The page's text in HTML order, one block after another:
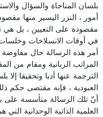
بلسان المناجاة والسؤال
أمور ، النزر اليسير منها
مقصودة على التعيين ، بل هي
في أوقات الانسلاخات
أمر هذه الرسالة حال مفاوضة
المراتب الربانية ومقام من
الترجمة عنها أدبا وتحقيقا
العبودية ، فإنه مقتضى حكم
أنّ تلك الرسالة متأسسة على
العلمية الذاتية الوحدانية